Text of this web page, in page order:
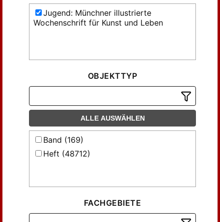
Jugend: Münchner illustrierte
Wochenschrift für Kunst und Leben
OBJEKTTYP
ALLE AUSWÄHLEN
Band (169)
Heft (48712)
FACHGEBIETE